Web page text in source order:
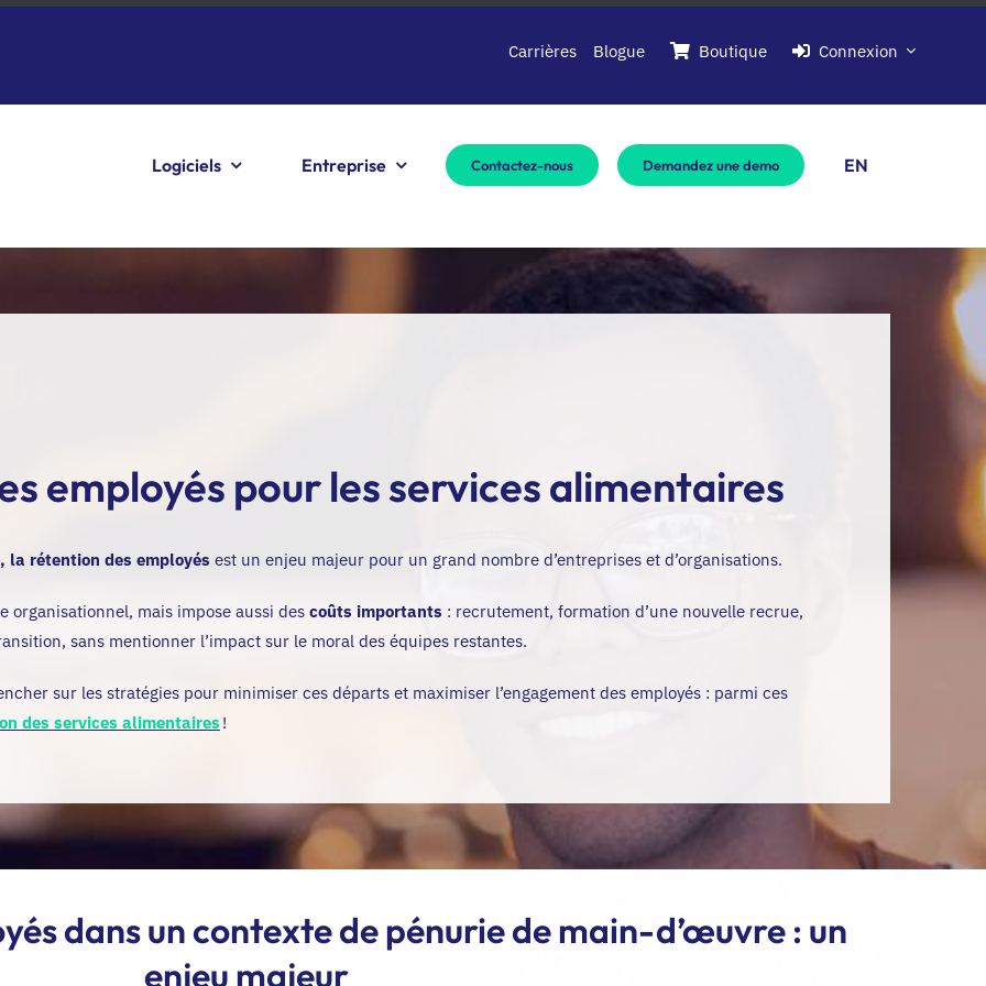
Carrières Blogue Boutique Connexion
Logiciels Entreprise Contactez-nous Demandez une demo EN
employés pour les services alimentaires
la rétention des employés est un enjeu majeur pour un grand nombre d’entreprises et d’organisations.
organisationnel, mais impose aussi des coûts importants : recrutement, formation d’une nouvelle recrue,
sans mentionner l’impact sur le moral des équipes restantes.
sur les stratégies pour minimiser ces départs et maximiser l’engagement des employés : parmi ces
des services alimentaires !
dans un contexte de pénurie de main-d’œuvre : un
enjeu majeur